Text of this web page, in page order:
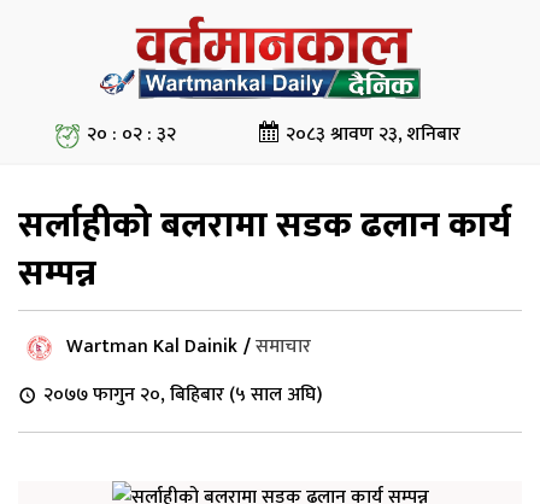
२० : ०२ : ३२ २०८३ श्रावण २३, शनिबार
सर्लाहीको बलरामा सडक ढलान कार्य
सम्पन्न
Wartman Kal Dainik/समाचार
२०७७ फागुन २०, बिहिबार (५ साल अघि)